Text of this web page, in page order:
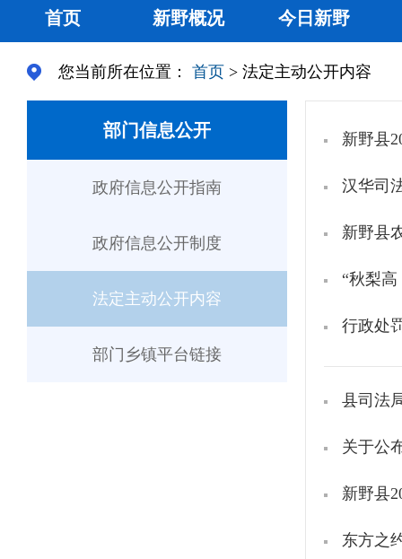
首页 新野概况 今日新野
您当前所在位置： 首页 > 法定主动公开内容
部门信息公开
政府信息公开指南
政府信息公开制度
法定主动公开内容
部门乡镇平台链接
新野县
汉华司
新野县
“秋梨
行政处
县司法
关于公
新野县
东方之